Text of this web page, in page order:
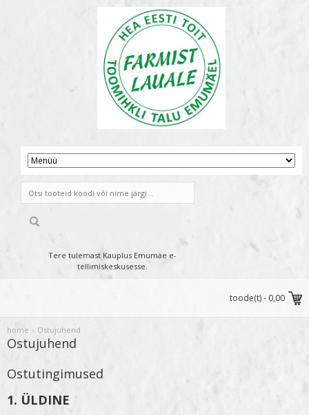
Tere tulemast Kauplus Emumäe e-
tellimiskeskusesse.
toode(t) - 0,00
home » Ostujuhend
Ostujuhend
Ostutingimused
1. ÜLDINE